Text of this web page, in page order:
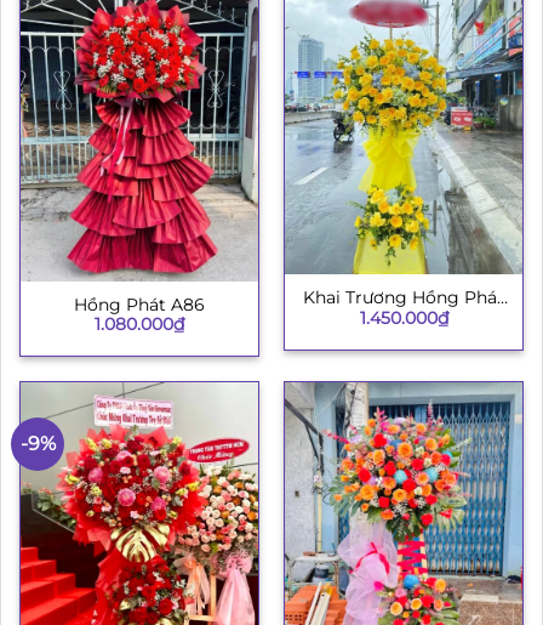
Hồng Phát A86
1.080.000₫
Khai Trương Hồng Phát
003
1.450.000₫
-9%